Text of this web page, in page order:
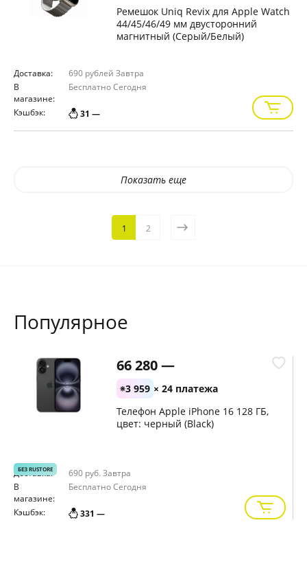
Ремешок Uniq Revix для Apple Watch
44/45/46/49 мм двусторонний
магнитный (Серый/Белый)
Доставка: 690 рублей Завтра
В
магазине:
БесплатноСегодня
Кэшбэк: 31 —
Показать еще
1 2
Популярное
БЕЗ RUSTORE
66 280 —
3 959 × 24 платежа
Телефон Apple iPhone 16 128 ГБ,
цвет: черный (Black)
Доставка: 690 руб. Завтра
В
магазине:
БесплатноСегодня
Кэшбэк: 331 —